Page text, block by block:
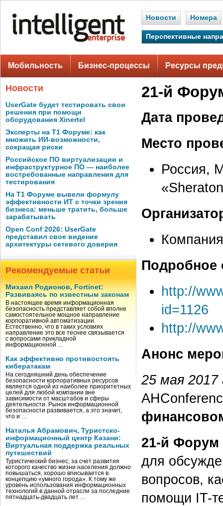
Новости Номера
Перспективные
Мобильность Бизнес-процессы Ресурсы
Новости
UserGate будет тестировать свои
решения при помощи
оборудования Xinertel
Эксперты на Т1 Форуме: как
множить ИИ-возможности,
сокращая риски
Российское ПО виртуализации и
инфраструктурное ПО — наиболее
востребованные направления для
тестирования
На Т1 Форуме вывели формулу
эффективности ИТ с точки зрения
бизнеса: меньше тратить, больше
зарабатывать
Open Conf 2026: UserGate
представил свое видение
архитектуры сетевого доверия
Рекомендуемые статьи
Михаил Родионов, Fortinet:
Развиваясь по известным законам
В настоящее время информационная
безопасность представляет собой вполне
самостоятельное мощное направление
корпоративной автоматизации.
Естественно, что в таких условиях
направление это все теснее связывается
с вопросами прикладной
информационной …
Как эффективно противостоять
кибератакам
На сегодняшний день обеспечение
безопасности корпоративных ресурсов
является одной из наиболее приоритетных
целей для любой компании вне
зависимости от масштабов и сферы
деятельности. Рынок информационной
безопасности развивается, а это значит,
что и …
Наталья Абрамович, Туристско-
информационный центр Казани:
Виртуальная поддержка реальных
путешествий
Туристический бизнес, за счет развития
которого качество жизни населения должно
повышаться, хорошо вписывается в
концепцию «умного города». К тому же
уровень использования информационных
технологий в данной отрасли за последние
пятнадцать-двадцать лет …
21-й
Дата
Место
Россия,
Подробное
http://
id=1126
http://
Анонс
25 мая
21-й Форум
для
вопросов,
помощи IT-